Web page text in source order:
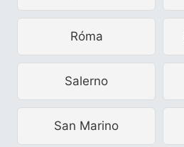
Róma
Salerno
San Marino